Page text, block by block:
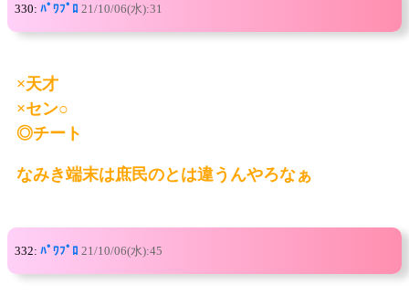
330: ﾊﾟﾜﾌﾟﾛ 21/10/06(水):31
×天才
×セン○
◎チート
なみき端末は庶民のとは違うんやろなぁ
332: ﾊﾟﾜﾌﾟﾛ 21/10/06(水):45